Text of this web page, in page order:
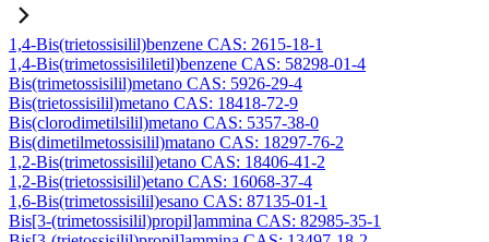
1,4-Bis(trietossisilil)benzene CAS: 2615-18-1
1,4-Bis(trimetossisililetil)benzene CAS: 58298-01-4
Bis(trimetossisilil)metano CAS: 5926-29-4
Bis(trietossisilil)metano CAS: 18418-72-9
Bis(clorodimetilsilil)metano CAS: 5357-38-0
Bis(dimetilmetossisilil)matano CAS: 18297-76-2
1,2-Bis(trimetossisilil)etano CAS: 18406-41-2
1,2-Bis(trietossisilil)etano CAS: 16068-37-4
1,6-Bis(trimetossisilil)esano CAS: 87135-01-1
Bis[3-(trimetossisilil)propil]ammina CAS: 82985-35-1